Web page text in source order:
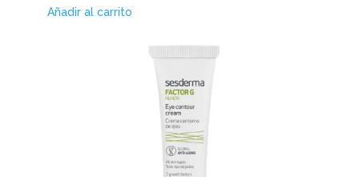
Añadir al carrito